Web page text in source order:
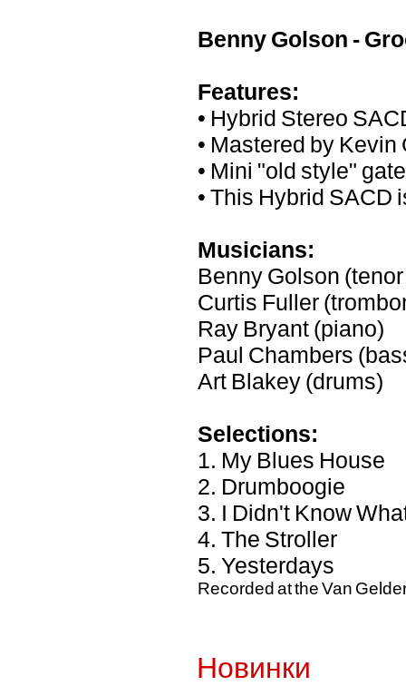
Benny Golson -
Features:
• Hybrid Stereo
• Mastered by
• Mini "old style"
• This Hybrid SACD
Musicians:
Benny Golson
Curtis Fuller
Ray Bryant (piano)
Paul Chambers
Art Blakey (drums)
Selections:
1. My Blues House
2. Drumboogie
3. I Didn't Know
4. The Stroller
5. Yesterdays
Recorded at the Van
Новинки